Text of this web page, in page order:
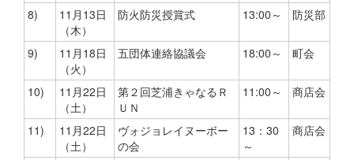
8)
11月13日
（木）
防火防災授賞式 13:00～ 防災部
9)
11月18日
（火）
五団体連絡協議会 18:00～ 町会
10)
11月22日
（土）
第２回芝浦きゃなるＲ
ＵＮ
11:00～ 商店会
11)
11月22日
（土）
ヴォジョレイヌーボー
の会
13：30
～
商店会